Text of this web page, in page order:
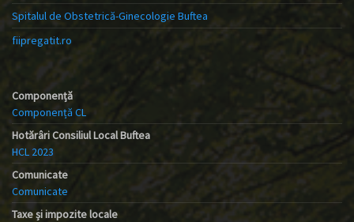
Spitalul de Obstetrică-Ginecologie Buftea
fiipregatit.ro
Componență
Componență CL
Hotărâri Consiliul Local Buftea
HCL 2023
Comunicate
Comunicate
Taxe și impozite locale